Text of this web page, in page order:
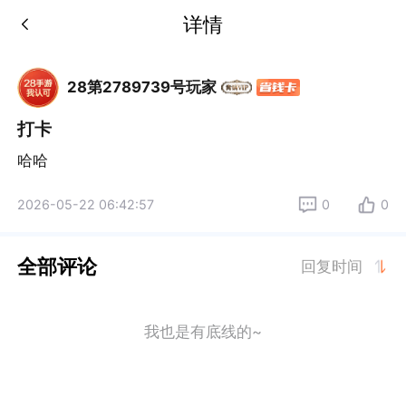
详情
28第2789739号玩家
打卡
哈哈
2026-05-22 06:42:57 0 0
全部评论 回复时间
我也是有底线的~